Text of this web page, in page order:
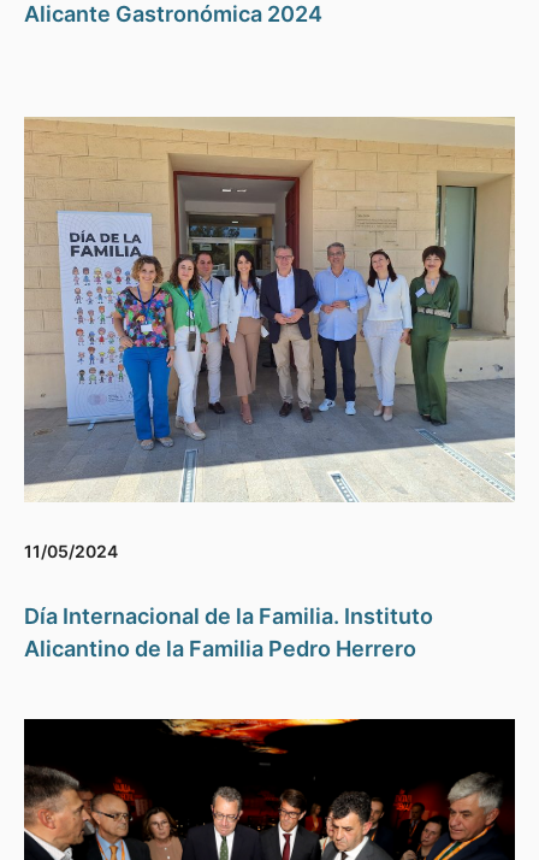
Alicante Gastronómica 2024
11/05/2024
Día Internacional de la Familia. Instituto
Alicantino de la Familia Pedro Herrero